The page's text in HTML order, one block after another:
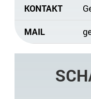
KONTAKT
MAIL